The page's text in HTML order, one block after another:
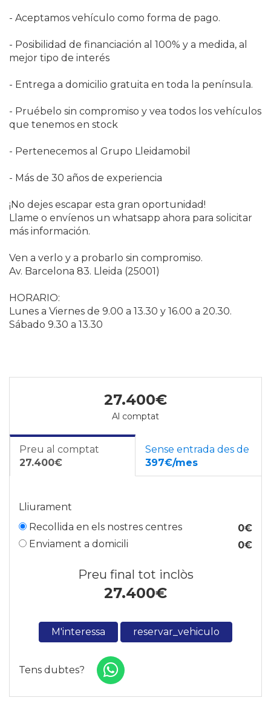
- Aceptamos vehículo como forma de pago.
- Posibilidad de financiación al 100% y a medida, al
mejor tipo de interés
- Entrega a domicilio gratuita en toda la península.
- Pruébelo sin compromiso y vea todos los vehículos
que tenemos en stock
- Pertenecemos al Grupo Lleidamobil
- Más de 30 años de experiencia
¡No dejes escapar esta gran oportunidad!
Llame o envíenos un whatsapp ahora para solicitar
más información.
Ven a verlo y a probarlo sin compromiso.
Av. Barcelona 83. Lleida (25001)
HORARIO:
Lunes a Viernes de 9.00 a 13.30 y 16.00 a 20.30.
Sábado 9.30 a 13.30
27.400€
Al comptat
Preu al comptat
27.400€
Sense entrada des de
397€/mes
Lliurament
Recollida en els nostres centres
0€
Enviament a domicili
0€
Preu final tot inclòs
27.400€
M'interessa reservar_vehiculo
Tens dubtes?